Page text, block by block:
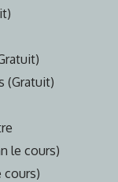
(Gratuit)
le cours)
cours)